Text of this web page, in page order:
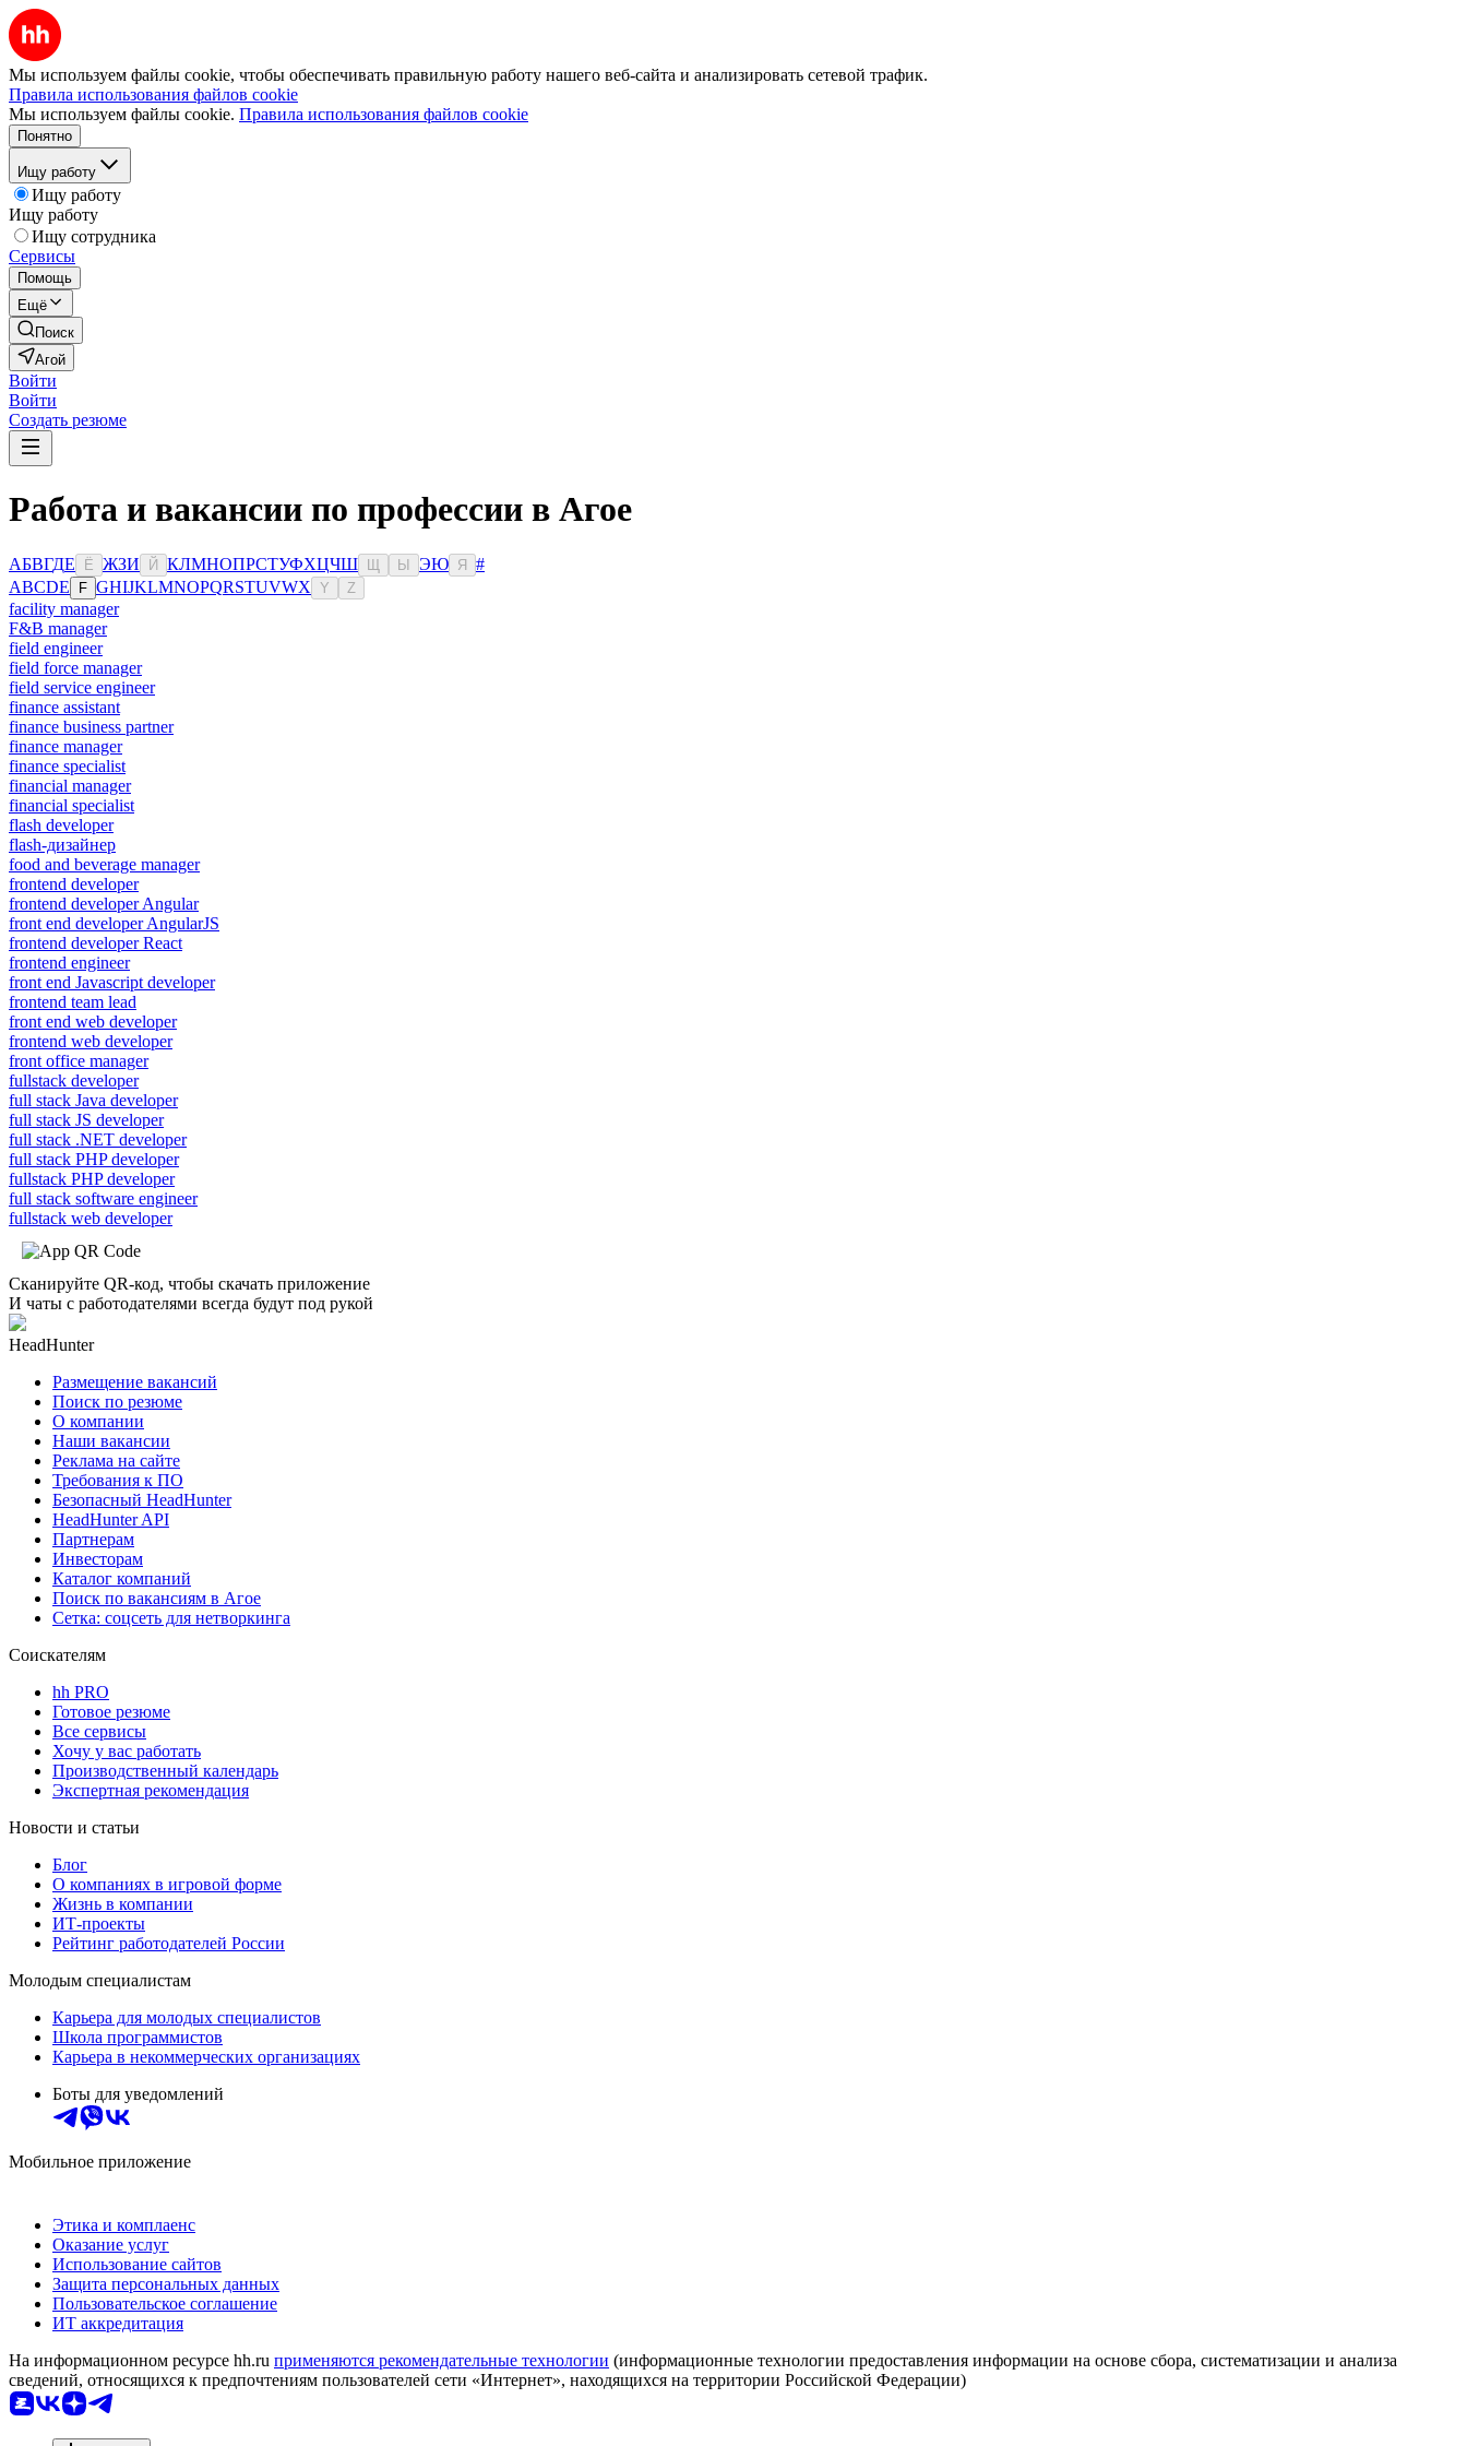
Мы используем файлы cookie, чтобы обеспечивать правильную работу нашего веб-сайта и анализировать сетевой трафик.
Правила использования файлов cookie
Мы используем файлы cookie. Правила использования файлов cookie
Понятно
Ищу работу
Ищу работу
Ищу работу
Ищу сотрудника
Сервисы
Помощь
Ещё
Поиск
Агой
Войти
Войти
Создать резюме
Работа и вакансии по профессии в Агое
АБВГДЕ Ё ЖЗИ Й КЛМНОПРСТУФХЦЧШ Ы ЭЮ Я
#
ABCDE F GHIJKLMNOPQRSTUVWX Y Z
facility manager
F&B manager
field engineer
field force manager
field service engineer
finance assistant
finance business partner
finance manager
finance specialist
financial manager
financial specialist
flash developer
flash-дизайнер
food and beverage manager
frontend developer
frontend developer Angular
front end developer AngularJS
frontend developer React
frontend engineer
front end Javascript developer
frontend team lead
front end web developer
frontend web developer
front office manager
fullstack developer
full stack Java developer
full stack JS developer
full stack .NET developer
full stack PHP developer
fullstack PHP developer
full stack software engineer
fullstack web developer
Сканируйте QR-код, чтобы скачать приложение
И чаты с работодателями всегда будут под рукой
HeadHunter
Размещение вакансий
Поиск по резюме
О компании
Наши вакансии
Реклама на сайте
Требования к ПО
Безопасный HeadHunter
HeadHunter API
Партнерам
Инвесторам
Каталог компаний
Поиск по вакансиям в Агое
Сетка: соцсеть для нетворкинга
Соискателям
hh PRO
Готовое резюме
Все сервисы
Хочу у вас работать
Производственный календарь
Экспертная рекомендация
Новости и статьи
Блог
О компаниях в игровой форме
Жизнь в компании
ИТ-проекты
Рейтинг работодателей России
Молодым специалистам
Карьера для молодых специалистов
Школа программистов
Карьера в некоммерческих организациях
Боты для уведомлений
Мобильное приложение
Этика и комплаенс
Оказание услуг
Использование сайтов
Защита персональных данных
Пользовательское соглашение
ИТ аккредитация
На информационном ресурсе hh.ru применяются рекомендательные технологии (информационные технологии предоставления информации на основе сбора, систематизации и анализа
сведений, относящихся к предпочтениям пользователей сети «Интернет», находящихся на территории Российской Федерации)